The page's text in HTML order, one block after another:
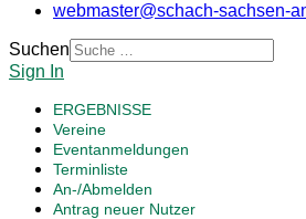
webmaster@schach-sachsen-
Suchen
Sign In
ERGEBNISSE
Vereine
Eventanmeldungen
Terminliste
An-/Abmelden
Antrag neuer Nutzer